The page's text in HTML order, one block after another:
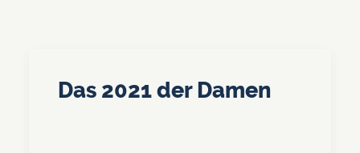
Das 2021 der Damen